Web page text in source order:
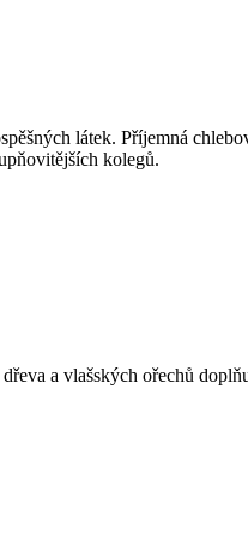
látek. Příjemná
kolegů.
a vlašských ořechů